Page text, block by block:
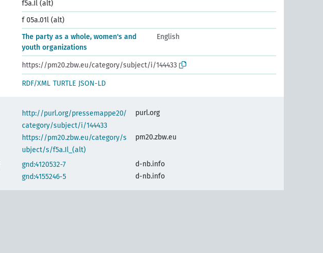
f5a.Il (alt)
f 05a.01l (alt)
The party as a whole, women's and
youth organizations
English
https://pm20.zbw.eu/category/subject/i/144433
RDF/XML TURTLE JSON-LD
http://purl.org/pressemappe20/
category/subject/i/144433
purl.org
https://pm20.zbw.eu/category/s
ubject/s/f5a.Il_(alt)
pm20.zbw.eu
gnd:4120532-7
d-nb.info
gnd:4155246-5
d-nb.info